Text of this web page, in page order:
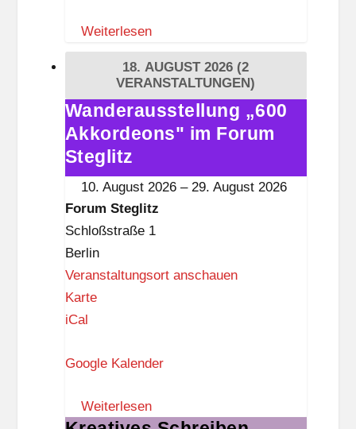
S
t
g
i
t
z
Weiterlesen
18. AUGUST 2026 (2
VERANSTALTUNGEN)
Wanderausstellung
„600
Akkordeons"
im
Wanderausstellung „600
Akkordeons" im Forum
Steglitz
10. August 2026 – 29. August 2026
Forum Steglitz
Schloßstraße 1
Berlin
Veranstaltungsort anschauen
KarteF
u
S
iCal
Google Kalender
Weiterlesen